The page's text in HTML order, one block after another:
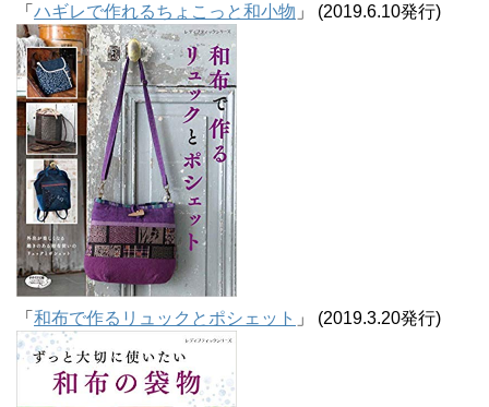
「 ハギレで作れるちょこっと和小物 」 (2019.6.10発行)
「 和布で作るリュックとポシェット 」 (2019.3.20発行)